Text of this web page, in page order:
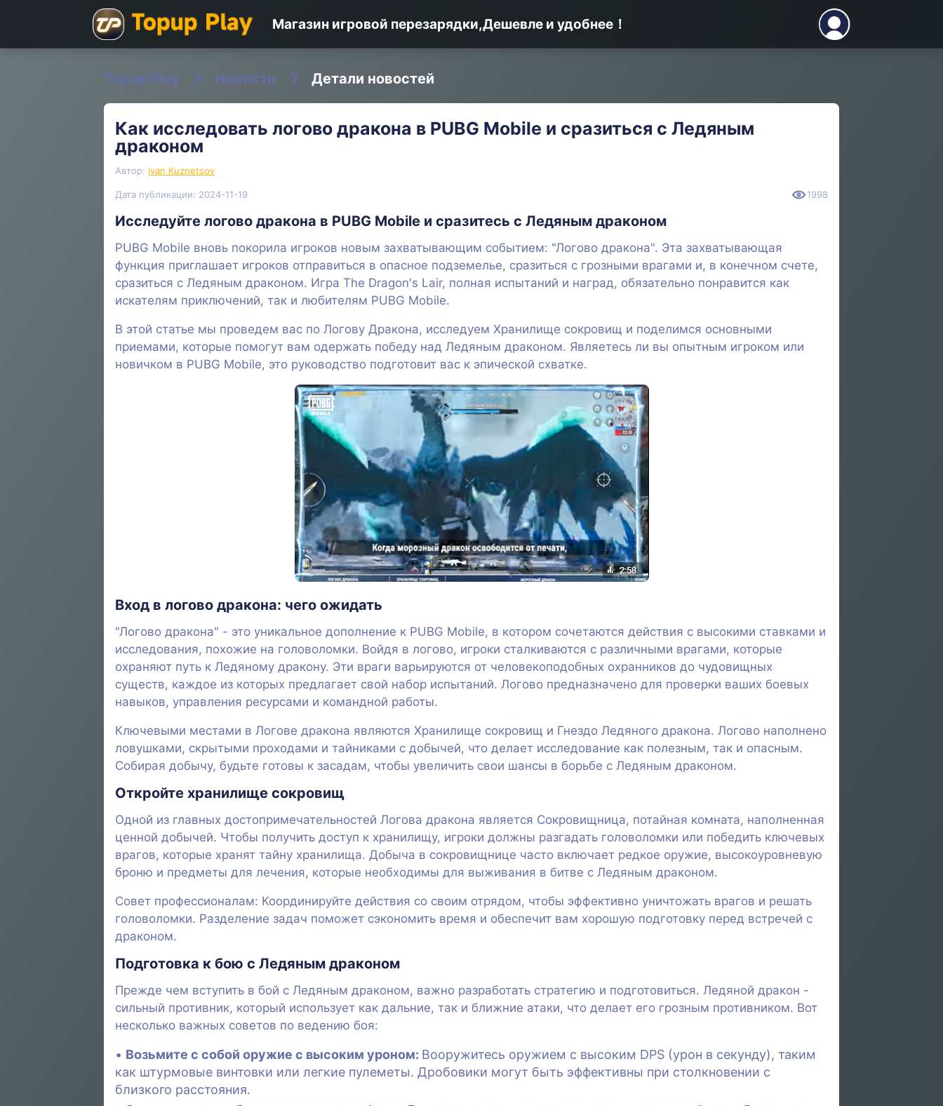
Магазин игровой перезарядки,Дешевле и удобнее！
Topup Play Новости Детали новостей
Как исследовать логово дракона в PUBG Mobile и сразиться с Ледяным
драконом
Автор: Ivan Kuznetsov
Дата публикации: 2024-11-19 1998
Исследуйте логово дракона в PUBG Mobile и сразитесь с Ледяным драконом
PUBG Mobile вновь покорила игроков новым захватывающим событием: "Логово дракона". Эта захватывающая
функция приглашает игроков отправиться в опасное подземелье, сразиться с грозными врагами и, в конечном счете,
сразиться с Ледяным драконом. Игра The Dragon's Lair, полная испытаний и наград, обязательно понравится как
искателям приключений, так и любителям PUBG Mobile.
В этой статье мы проведем вас по Логову Дракона, исследуем Хранилище сокровищ и поделимся основными
приемами, которые помогут вам одержать победу над Ледяным драконом. Являетесь ли вы опытным игроком или
новичком в PUBG Mobile, это руководство подготовит вас к эпической схватке.
Вход в логово дракона: чего ожидать
"Логово дракона" - это уникальное дополнение к PUBG Mobile, в котором сочетаются действия с высокими ставками и
исследования, похожие на головоломки. Войдя в логово, игроки сталкиваются с различными врагами, которые
охраняют путь к Ледяному дракону. Эти враги варьируются от человекоподобных охранников до чудовищных
существ, каждое из которых предлагает свой набор испытаний. Логово предназначено для проверки ваших боевых
навыков, управления ресурсами и командной работы.
Ключевыми местами в Логове дракона являются Хранилище сокровищ и Гнездо Ледяного дракона. Логово наполнено
ловушками, скрытыми проходами и тайниками с добычей, что делает исследование как полезным, так и опасным.
Собирая добычу, будьте готовы к засадам, чтобы увеличить свои шансы в борьбе с Ледяным драконом.
Откройте хранилище сокровищ
Одной из главных достопримечательностей Логова дракона является Сокровищница, потайная комната, наполненная
ценной добычей. Чтобы получить доступ к хранилищу, игроки должны разгадать головоломки или победить ключевых
врагов, которые хранят тайну хранилища. Добыча в сокровищнице часто включает редкое оружие, высокоуровневую
броню и предметы для лечения, которые необходимы для выживания в битве с Ледяным драконом.
Совет профессионалам: Координируйте действия со своим отрядом, чтобы эффективно уничтожать врагов и решать
головоломки. Разделение задач поможет сэкономить время и обеспечит вам хорошую подготовку перед встречей с
драконом.
Подготовка к бою с Ледяным драконом
Прежде чем вступить в бой с Ледяным драконом, важно разработать стратегию и подготовиться. Ледяной дракон -
сильный противник, который использует как дальние, так и ближние атаки, что делает его грозным противником. Вот
несколько важных советов по ведению боя:
Возьмите с собой оружие с высоким уроном: Вооружитесь оружием с высоким DPS (урон в секунду), таким
как штурмовые винтовки или легкие пулеметы. Дробовики могут быть эффективны при столкновении с
близкого расстояния.